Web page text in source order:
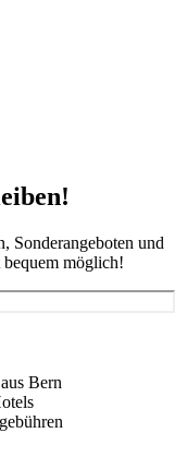
Sonderangeboten und
möglich!
Bern